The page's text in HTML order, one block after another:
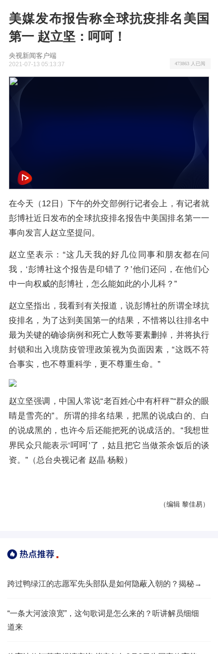
美媒发布报告称全球抗疫排名美国
第一 赵立坚：呵呵！
央视新闻客户端
2021-07-13 05:13:37 473863 人已阅
在今天（12日）下午的外交部例行记者会上，有记者就
彭博社近日发布的全球抗疫排名报告中美国排名第一一
事向发言人赵立坚提问。
赵立坚表示：“这几天我的好几位同事和朋友都在问
我，‘彭博社这个报告是印错了？’他们还问，在他们心
中一向权威的彭博社，怎么能如此的小儿科？”
赵立坚指出，我看到有关报道，说彭博社的所谓全球抗
疫排名，为了达到美国第一的结果，不惜将以往排名中
最为关键的确诊病例和死亡人数等要素删掉，并将执行
封锁和出入境防疫管理政策视为负面因素，“这既不符
合事实，也不尊重科学，更不尊重生命。”
赵立坚强调，中国人常说“老百姓心中有杆秤”“群众的眼
睛是雪亮的”。所谓的排名结果，把黑的说成白的、白
的说成黑的，也许今后还能把死的说成活的。“我想世
界民众只能表示‘呵呵’了，姑且把它当做茶余饭后的谈
资。”（总台央视记者 赵晶 杨毅）
（编辑 黎佳易）
跨过鸭绿江的志愿军先头部队是如何隐蔽入朝的？揭秘→
​“一条大河波浪宽”，这句歌词是怎么来的？听讲解员细细
道来